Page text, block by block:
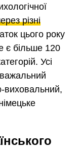
різні
цього року
є більше 120
Усі
виховальний,